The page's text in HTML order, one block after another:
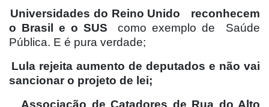
Universidades do Reino Unido
reconhecem
o Brasil e o SUS
como exemplo de
Saúde
Pública. E é pura verdade;
Lula rejeita aumento de deputados e não vai
sancionar o projeto de lei;